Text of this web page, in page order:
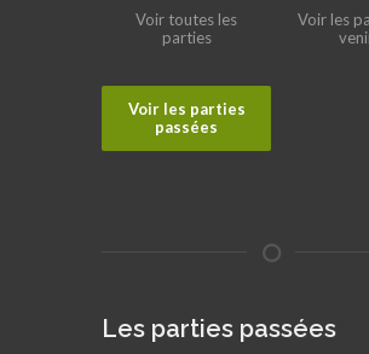
Voir toutes les
parties
Voir les
Voir les parties
passées
Les parties passées